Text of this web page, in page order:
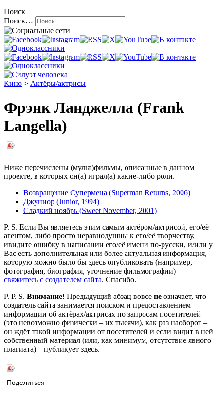
Поиск
Поиск…
Кино > Актёры/актрисы
Фрэнк Ланджелла (Frank
Langella)
Ниже перечислены (мульт)фильмы, описанные в данном
проекте, в которых он(а) играл(а) какие-либо роли.
Возвращение Супермена (Superman Returns, 2006)
Джуниор (Junior, 1994)
Сладкий ноябрь (Sweet November, 2001)
P. S. Если Вы являетесь этим самым актёром/актрисой, его/её
агентом, либо просто неравнодушны к его/её творчеству,
ивидите ошибку в написании его/её имени по-русски, и/или у
Вас есть дополнительная или более актуальная информация,
которую можно было бы здесь опубликовать (например,
фотография, биография, уточнение фильмографии) –
свяжитесь с создателем сайта. Спасибо.
P. P. S. Внимание! Предыдущий абзац вовсе не означает, что
создатель сайта занимается поиском и предоставлением
информации об актёрах/актрисах по запросам посетителей
(это невозможно физически – их тысячи), как раз наоборот –
он ждёт такой информации от посетителей и если видит в ней
собственный материал (или, как минимум, отсутствие явного
плагиата) – публикует здесь.
Поделиться